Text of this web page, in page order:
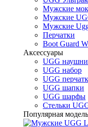
Мужские
Мужские
Мужские
Перчатки
Boot Guard
Аксессуары
UGG
UGG набор
UGG
UGG шапки
UGG шарфы
Стельки
Популярная